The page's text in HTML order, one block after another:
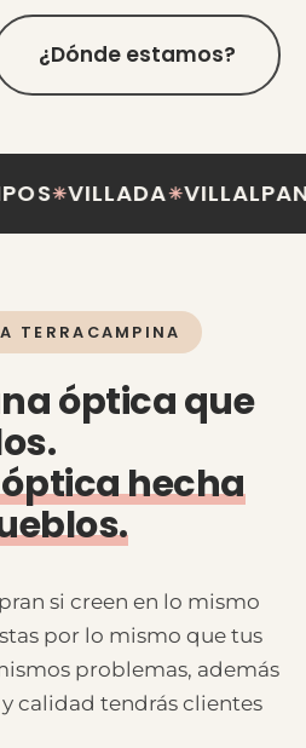
¿Dónde estamos?
✳VILLALPANDO✳
TERRACAMPINA
óptica que
hecha
si creen en lo mismo
por lo mismo que tus
problemas, además
calidad tendrás clientes